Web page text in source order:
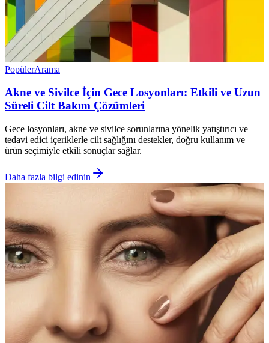
PopülerArama
Akne ve Sivilce İçin Gece Losyonları: Etkili ve Uzun
Süreli Cilt Bakım Çözümleri
Gece losyonları, akne ve sivilce sorunlarına yönelik yatıştırıcı ve
tedavi edici içeriklerle cilt sağlığını destekler, doğru kullanım ve
ürün seçimiyle etkili sonuçlar sağlar.
Daha fazla bilgi edinin